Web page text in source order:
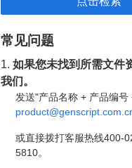
常见问题
1.如果您未找到所需文件
我们。
发送"产品名称 + 产品编号
或直接拨打客服热线400-
5810。